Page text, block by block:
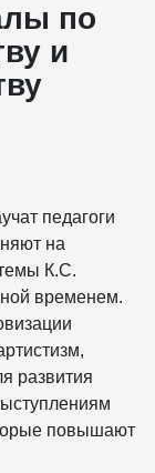
по
и
педагоги
на
К.С.
временем.
развития
повышают